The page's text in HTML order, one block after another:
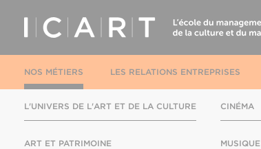
NOS MÉTIERS LES RELATIONS ENTREPRISES
L'UNIVERS DE L'ART ET DE LA CULTURE
ART ET PATRIMOINE
CINÉMA
MUSIQUE